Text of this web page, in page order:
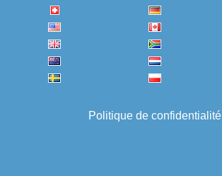
Politique de confidentialité